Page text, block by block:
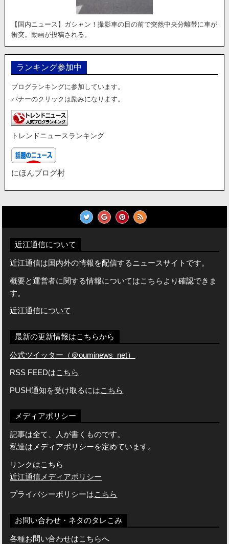
【国内ニュース】ガシャン！撮影車の目の前で突然中央分離帯に車が
衝突。動画が投稿される。
ランキング参加中
ブログランキングに参加しています。
バナーのクリックは励みになります。
トレンドニュースランキング
にほんブログ村
近江通信について
近江通信は国内外の情報を配信するニュースサイトです。
概要と運営者に関する情報についてはこちらより確認できま
す。
近江通信について
最新の更新情報はこちらから
公式ツイッター（＠ouminews_net）
RSS FEEDはこちら
PUSH通知を受け取るにはこちら
メディアポリシー
記事は全て、人が書くものです。
私達はメディアポリシーを定めています。
リンクはこちら
近江通信メディアポリシー
プライバシーポリシーはこちら
お問い合わせ・ネタのタレこみ
各種お問い合わせはこちらへ